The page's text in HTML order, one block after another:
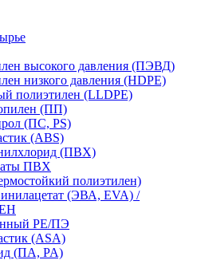
высокого давления (ПЭВД)
низкого давления (HDPE)
полиэтилен (LLDPE)
(ПП)
(ПС, PS)
(ABS)
(ПВХ)
ПВХ
полиэтилен)
(ЭВА, EVA) /
PE/ПЭ
(ASA)
(ПА, PA)